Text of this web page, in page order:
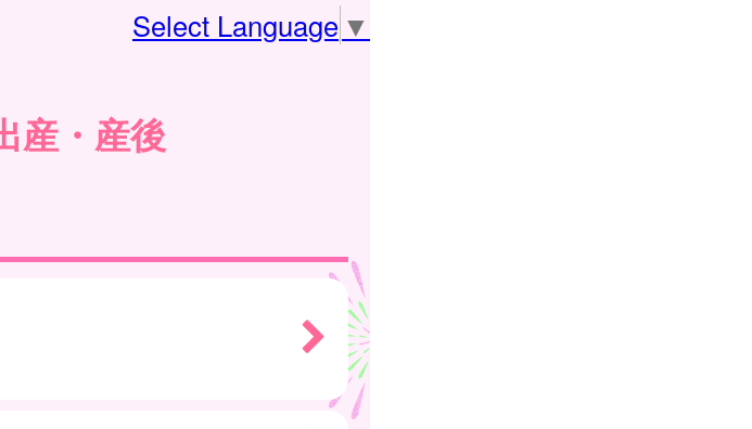
Select Language ▼
産・産後